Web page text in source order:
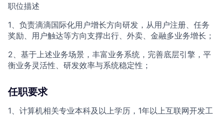
职位描述
1、负责滴滴国际化用户增长方向研发，从用户注册、任务
奖励、用户触达等方向支撑出行、外卖、金融多业务增长；
2、基于上述业务场景，丰富业务系统，完善底层引擎，平
衡业务灵活性、研发效率与系统稳定性；
任职要求
1、计算机相关专业本科及以上学历，1年以上互联网开发工